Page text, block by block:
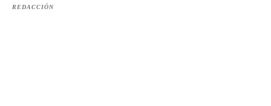
REDACCIÓN